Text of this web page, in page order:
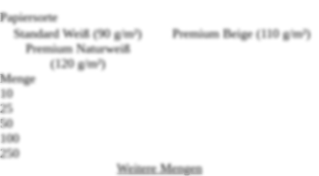
Schwenken.
Papiersorte
Standard Weiß (90 g/m²)
Premium Beige (110 g/m²)
Premium Naturweiß
(120 g/m²)
Menge
10
25
50
100
250
Weitere Mengen